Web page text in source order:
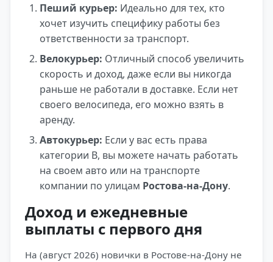
Пеший курьер: Идеально для тех, кто
хочет изучить специфику работы без
ответственности за транспорт.
Велокурьер: Отличный способ увеличить
скорость и доход, даже если вы никогда
раньше не работали в доставке. Если нет
своего велосипеда, его можно взять в
аренду.
Автокурьер: Если у вас есть права
категории B, вы можете начать работать
на своем авто или на транспорте
компании по улицам Ростова-на-Дону.
Доход и ежедневные
выплаты с первого дня
На (август 2026) новички в Ростове-на-Дону не